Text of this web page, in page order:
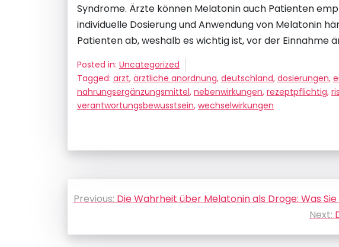
Syndrome. Ärzte können Melatonin auch Patienten
individuelle Dosierung und Anwendung von Melatonin
Patienten ab, weshalb es wichtig ist, vor der Einnahme
Posted in: Uncategorized
Tagged: arzt, ärztliche anordnung, deutschland, dosierungen,
nahrungsergänzungsmittel, nebenwirkungen, rezeptpflichtig,
verantwortungsbewusstsein, wechselwirkungen
Beitragsnavigation
Previous: Die Wahrheit über Melatonin als Droge: Was
Next: